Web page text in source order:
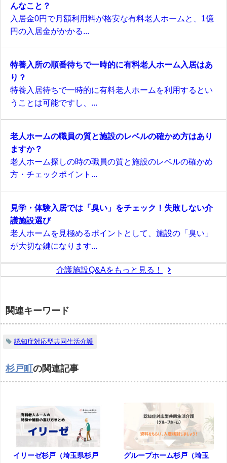
んなこと？
入居金0円で月額利用料が格安な有料老人ホームと、1億
円の入居金がかかる...
特養入所の順番待ちで一時的に有料老人ホーム入居はあ
り？
特養入居待ちで一時的に有料老人ホームを利用するとい
うことは可能ですし、...
老人ホームの職員の質と施設のレベルの確かめ方はあり
ますか？
老人ホーム探しの時の職員の質と施設のレベルの確かめ
方・チェックポイント...
見学・体験入居では「臭い」をチェック！失敗しない介
護施設選び
老人ホームを見極めるポイントとして、施設の「臭い」
が大切な鍵になります...
介護施設Q&Aをもっと見る！
関連キーワード
認知症対応型共同生活介護
杉戸町 の関連記事
イリーゼ杉戸（埼玉県杉戸 グループホーム杉戸（埼玉